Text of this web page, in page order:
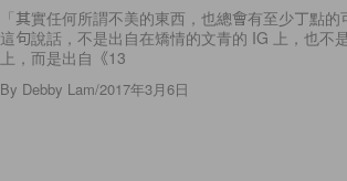
「其實任何所謂不美的東西，也總會有至少丁點
這句說話，不是出自在矯情的文青的 IG 上，也不
上，而是出自《13
By Debby Lam/2017年3月6日